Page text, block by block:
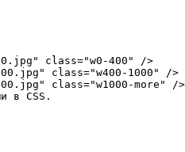
class="w0-400" />
class="w400-1000" />
class="w1000-more" />